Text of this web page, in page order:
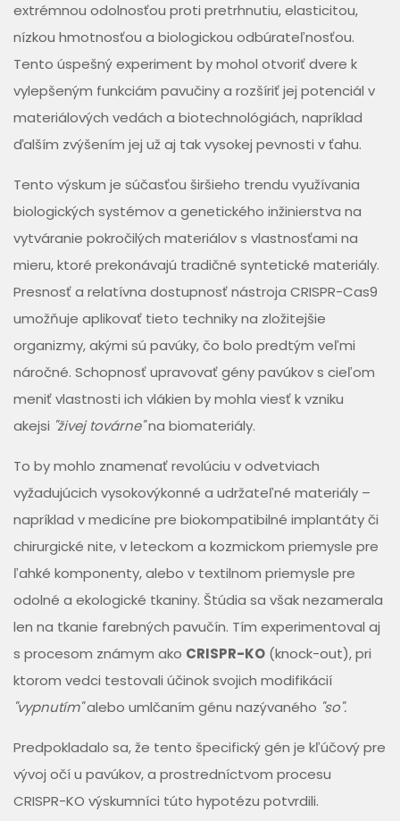
extrémnou odolnosťou proti pretrhnutiu, elasticitou,
nízkou hmotnosťou a biologickou odbúrateľnosťou.
Tento úspešný experiment by mohol otvoriť dvere k
vylepšeným funkciám pavučiny a rozšíriť jej potenciál v
materiálových vedách a biotechnológiách, napríklad
ďalším zvýšením jej už aj tak vysokej pevnosti v ťahu.
Tento výskum je súčasťou širšieho trendu využívania
biologických systémov a genetického inžinierstva na
vytváranie pokročilých materiálov s vlastnosťami na
mieru, ktoré prekonávajú tradičné syntetické materiály.
Presnosť a relatívna dostupnosť nástroja CRISPR-Cas9
umožňuje aplikovať tieto techniky na zložitejšie
organizmy, akými sú pavúky, čo bolo predtým veľmi
náročné. Schopnosť upravovať gény pavúkov s cieľom
meniť vlastnosti ich vlákien by mohla viesť k vzniku
akejsi "živej továrne"na biomateriály.
To by mohlo znamenať revolúciu v odvetviach
vyžadujúcich vysokovýkonné a udržateľné materiály –
napríklad v medicíne pre biokompatibilné implantáty či
chirurgické nite, v leteckom a kozmickom priemysle pre
ľahké komponenty, alebo v textilnom priemysle pre
odolné a ekologické tkaniny. Štúdia sa však nezamerala
len na tkanie farebných pavučín. Tím experimentoval aj
s procesom známym ako CRISPR-KO (knock-out), pri
ktorom vedci testovali účinok svojich modifikácií
"vypnutím"alebo umlčaním génu nazývaného "so".
Predpokladalo sa, že tento špecifický gén je kľúčový pre
vývoj očí u pavúkov, a prostredníctvom procesu
CRISPR-KO výskumníci túto hypotézu potvrdili.